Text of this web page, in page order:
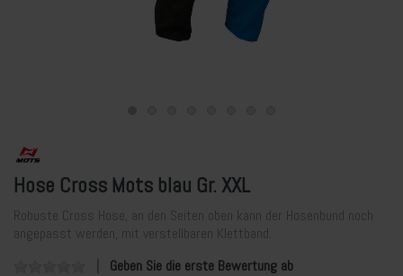
Hose Cross Mots blau Gr. XXL
Robuste Cross Hose, an den Seiten oben kann der Hosenbund noch
angepasst werden, mit verstellbaren Klettband.
Geben Sie die erste Bewertung ab